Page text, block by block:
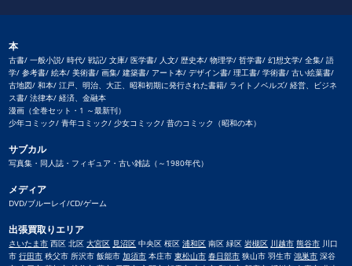
本
古書/ 一般小説/ 時代/ 戦記/ 文庫/ 医学書/ 人文/ 歴史本/ 物理学/ 哲学書/ 幻想文学/ 全集/ 語
学/ 参考書/ 絵本/ 美術書/ 画集/ 建築書/ アート本/ デザイン書/ 理工書/ 学術書/ 古い絵葉書/
古地図/ 和本/ 江戸、明治、大正、昭和初期に発行された書籍/ ライトノベルズ/ 経営、ビジネ
ス書/ 法律本/ 経済、金融本
漫画（全巻セット・1 ～最新刊）
少年コミック/ 青年コミック/ 少女コミック/ 昔のコミック（昭和の本）
サブカル
写真集・同人誌・フィギュア・古い雑誌（～1980年代）
メディア
DVD/ブルーレイ/CD/ゲーム
出張買取りエリア
さいたま市 西区 北区大宮区 見沼区 中央区 桜区浦和区 南区 緑区岩槻区 川越市 熊谷市 川口
市行田市 秩父市 所沢市 飯能市加須市 本庄市東松山市 春日部市 狭山市 羽生市鴻巣市 深谷